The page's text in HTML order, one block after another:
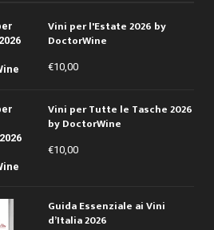
Vini per l'Estate 2026 by
DoctorWine
€10,00
Vini per Tutte le Tasche 2026
by DoctorWine
€10,00
Guida Essenziale ai Vini
d’Italia 2026